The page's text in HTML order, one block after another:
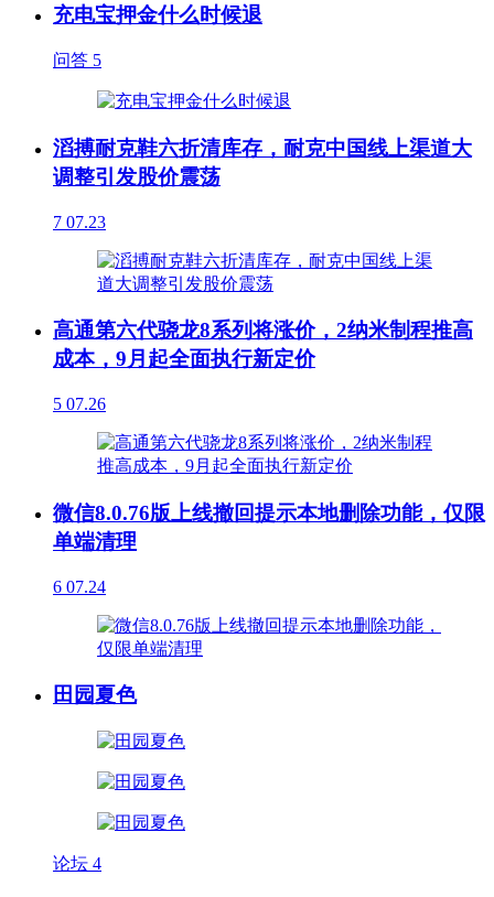
充电宝押金什么时候退
问答 5
滔搏耐克鞋六折清库存，耐克中国线上渠道大
调整引发股价震荡
7 07.23
高通第六代骁龙8系列将涨价，2纳米制程推高
成本，9月起全面执行新定价
5 07.26
微信8.0.76版上线撤回提示本地删除功能，仅限
单端清理
6 07.24
田园夏色
论坛 4